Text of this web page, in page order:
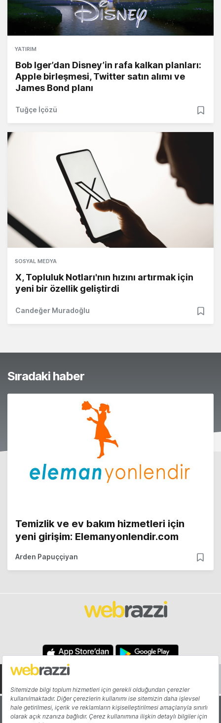
YATIRIM
Bob Iger’dan Disney’in rafa kalkan planları:
Apple birleşmesi, Twitter satın alımı ve
James Bond planı
Tuğçe İçözü
SOSYAL MEDYA
X, Topluluk Notları'nın hızını artırmak için
yeni bir özellik geliştirdi
Candeğer Muradoğlu
Sıradaki haber
Temizlik ve ev bakım hizmetleri için
yeni girişim: Elemanyonlendir.com
Arden Papuççiyan
Hakkında Yazarlar